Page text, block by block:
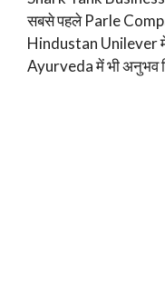
सबसे पहले Parle
Hindustan Unilever
Ayurveda में भी अनुभव